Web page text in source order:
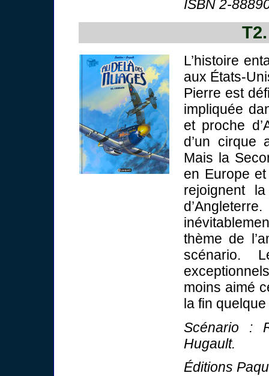
ISBN 2-
L’histoire
aux États-
Pierre est
impliquée
et proche
d’un cirque
Mais la
en Europe
rejoignent
thème de
scénario.
moins aimé
la fin
Scénario :
Hugault.
Éditions